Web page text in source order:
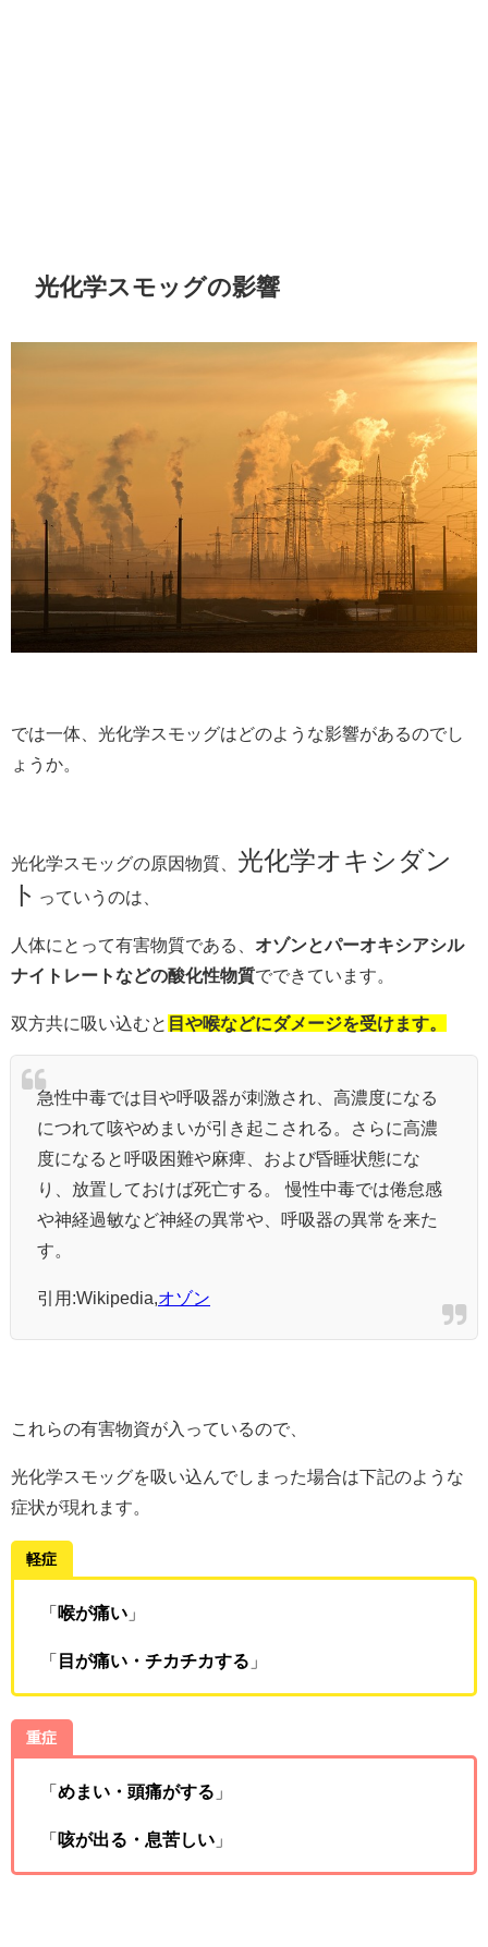
光化学スモッグの影響
では一体、光化学スモッグはどのような影響があるのでし
ょうか。
光化学スモッグの原因物質、 光化学オキシダン
ト っていうのは、
人体にとって有害物質である、 オゾンとパーオキシアシル
ナイトレートなどの酸化性物質でできています。
双方共に吸い込むと 目や喉などにダメージを受けます。
急性中毒では目や呼吸器が刺激され、高濃度になる
につれて咳やめまいが引き起こされる。さらに高濃
度になると呼吸困難や麻痺、および昏睡状態にな
り、放置しておけば死亡する。 慢性中毒では倦怠感
や神経過敏など神経の異常や、呼吸器の異常を来た
す。
引用:Wikipedia, オゾン
これらの有害物資が入っているので、
光化学スモッグを吸い込んでしまった場合は下記のような
症状が現れます。
軽症
「 喉が痛い 」
「 目が痛い・チカチカする 」
重症
「 めまい・頭痛がする 」
「 咳が出る・息苦しい 」